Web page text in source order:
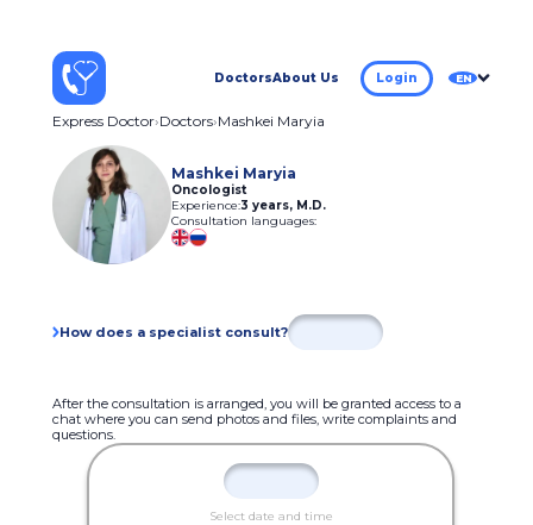
DoctorsAbout Us Login EN
Express Doctor Doctors Mashkei Maryia
Mashkei Maryia
Oncologist
Experience:3 years, M.D.
Consultation languages:
How does a specialist consult?
After the consultation is arranged, you will be granted access to a
chat where you can send photos and files, write complaints and
questions.
Select date and time